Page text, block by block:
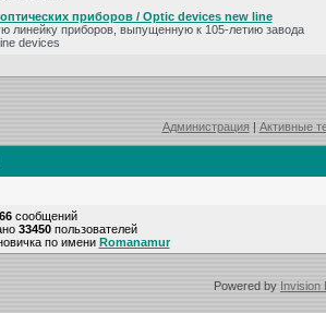
приборов / Optic devices new line
линейку приборов, выпущенную к 105-летию завода
devices
Администрация| Активные
сообщений
33450пользователей
по имени Romanamur
Powered by Invision